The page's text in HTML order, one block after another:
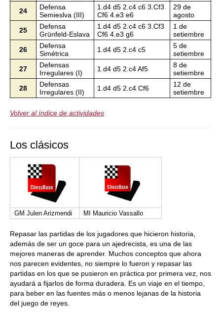
24
Defensa
Semieslva (III)
1.d4 d5 2.c4 c6 3.Cf3
Cf6 4.e3 e6
29 de
agosto
25
Defensa
Grünfeld-Eslava
1.d4 d5 2.c4 c6 3.Cf3
Cf6 4.e3 g6
1 de
setiembre
26
Defensa
Simétrica
1.d4 d5 2.c4 c5
5 de
setiembre
27
Defensas
Irregulares (I)
1.d4 d5 2.c4 Af5
8 de
setiembre
28
Defensas
Irregulares (II)
1.d4 d5 2.c4 Cf6
12 de
setiembre
Volver al índice de actividades
Los clásicos
GM Julen Arizmendi MI Mauricio Vassallo
Repasar las partidas de los jugadores que hicieron historia,
además de ser un goce para un ajedrecista, es una de las
mejores maneras de aprender. Muchos conceptos que ahora
nos parecen evidentes, no siempre lo fueron y repasar las
partidas en los que se pusieron en práctica por primera vez, nos
ayudará a fijarlos de forma duradera. Es un viaje en el tiempo,
para beber en las fuentes más o menos lejanas de la historia
del juego de reyes.